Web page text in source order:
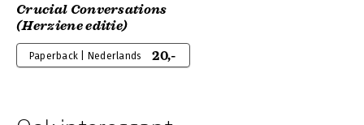
Crucial Conversations
(Herziene editie)
Paperback | Nederlands 20,-